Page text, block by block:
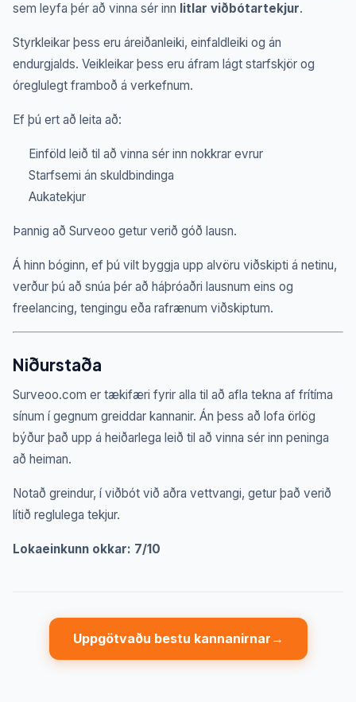
sem leyfa þér að vinna sér inn litlar viðbótartekjur.
Styrkleikar þess eru áreiðanleiki, einfaldleiki og án
endurgjalds. Veikleikar þess eru áfram lágt starfskjör og
óreglulegt framboð á verkefnum.
Ef þú ert að leita að:
Einföld leið til að vinna sér inn nokkrar evrur
Starfsemi án skuldbindinga
Aukatekjur
Þannig að Surveoo getur verið góð lausn.
Á hinn bóginn, ef þú vilt byggja upp alvöru viðskipti á netinu,
verður þú að snúa þér að háþróaðri lausnum eins og
freelancing, tengingu eða rafrænum viðskiptum.
Niðurstaða
Surveoo.com er tækifæri fyrir alla til að afla tekna af frítíma
sínum í gegnum greiddar kannanir. Án þess að lofa örlög
býður það upp á heiðarlega leið til að vinna sér inn peninga
að heiman.
Notað greindur, í viðbót við aðra vettvangi, getur það verið
lítið reglulega tekjur.
Lokaeinkunn okkar: 7/10
Uppgötvaðu bestu kannanirnar →